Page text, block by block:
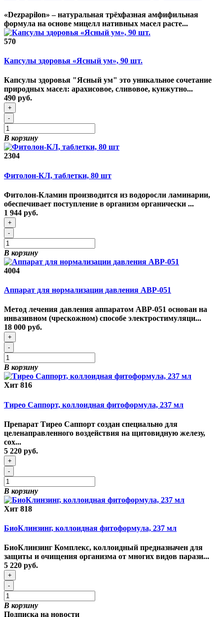
«Dezpapilon» – натуральная трёхфазная амфифильная
формула на основе мицелл нативных масел расте...
570
Капсулы здоровья «Ясный ум», 90 шт.
Капсулы здоровья "Ясный ум" это уникальное сочетание
природных масел: арахисовое, сливовое, кунжутно...
490 руб.
+
-
В корзину
2304
Фитолон-КЛ, таблетки, 80 шт
Фитолон-Кламин производится из водоросли ламинарии,
обеспечивает поступление в организм органически ...
1 944 руб.
+
-
В корзину
4004
Аппарат для нормализации давления АВР-051
Метод лечения давления аппаратом АВР-051 основан на
инвазивном (чрескожном) способе электростимуляци...
18 000 руб.
+
-
В корзину
Хит 816
Тирео Саппорт, коллоидная фитоформула, 237 мл
Препарат Тирео Саппорт создан специально для
целенаправленного воздействия на щитовидную железу,
сох...
5 220 руб.
+
-
В корзину
Хит 818
БиоКлинзинг, коллоидная фитоформула, 237 мл
БиоКлинзинг Комплекс, коллоидный предназначен для
защиты и очищения организма от многих видов парази...
5 220 руб.
+
-
В корзину
Подписка на новости